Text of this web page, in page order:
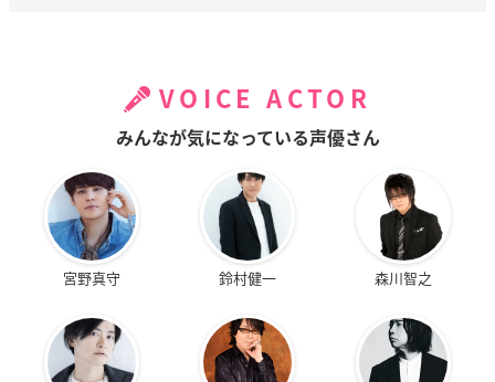
VOICE ACTOR
みんなが気になっている声優さん
宮野真守 鈴村健一 森川智之